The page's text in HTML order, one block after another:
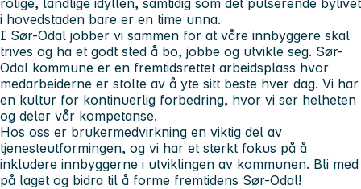
i hovedstaden bare er en time unna.
I Sør-Odal jobber vi sammen for at våre innbyggere skal
trives og ha et godt sted å bo, jobbe og utvikle seg. Sør-
Odal kommune er en fremtidsrettet arbeidsplass hvor
medarbeiderne er stolte av å yte sitt beste hver dag. Vi har
en kultur for kontinuerlig forbedring, hvor vi ser helheten
og deler vår kompetanse.
Hos oss er brukermedvirkning en viktig del av
tjenesteutformingen, og vi har et sterkt fokus på å
inkludere innbyggerne i utviklingen av kommunen. Bli med
på laget og bidra til å forme fremtidens Sør-Odal!